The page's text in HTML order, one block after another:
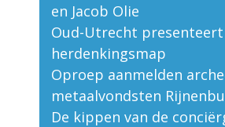
en Jacob Olie
Oud-Utrecht presenteert
herdenkingsmap
Oproep aanmelden
metaalvondsten
De kippen van de